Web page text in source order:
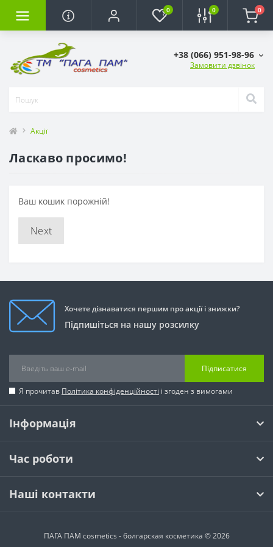
0 0 0
+38 (066) 951-98-96
Замовити дзвінок
Акції
Ласкаво просимо!
Ваш кошик порожній!
Next
Хочете дізнаватися першим про акції і знижки?
Підпишіться на нашу розсилку
Підписатися
Я прочитав Політика конфіденційності і згоден з вимогами
Інформація
Час роботи
Наші контакти
ПАГА ПАМ cosmetics - болгарская косметика © 2026